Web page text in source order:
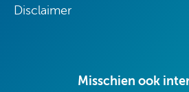
Disclaimer
Misschien ook